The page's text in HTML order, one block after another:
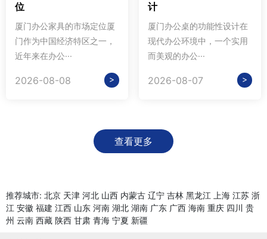
位
厦门办公家具的市场定位厦
门作为中国经济特区之一，
近年来在办公···
2026-08-08 >
计
厦门办公桌的功能性设计在
现代办公环境中，一个实用
而美观的办公···
2026-08-07 >
查看更多
推荐城市: 北京 天津 河北 山西 内蒙古 辽宁 吉林 黑龙江 上海 江苏 浙
江 安徽 福建 江西 山东 河南 湖北 湖南 广东 广西 海南 重庆 四川 贵
州 云南 西藏 陕西 甘肃 青海 宁夏 新疆